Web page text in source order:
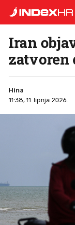
Iran
zatvoren
Hina
11:38, 11. lipnja 2026.